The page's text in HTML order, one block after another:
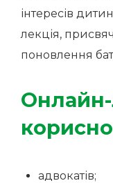
інтересів
лекція,
поновлення
Онлайн-
адвокатів;